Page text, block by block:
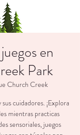
en
Park
Church Creek
cuidadores. ¡Explora
mientras practicas
sensoriales, juegos